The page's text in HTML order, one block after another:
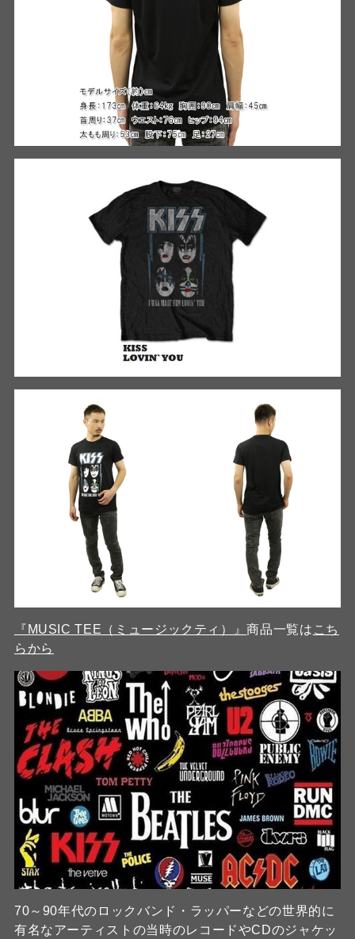
『MUSIC TEE（ミュージックティ）』商品一覧は こち
らから
70～90年代のロックバンド・ラッパーなどの世界的に
有名なアーティストの当時のレコードやCDのジャケッ